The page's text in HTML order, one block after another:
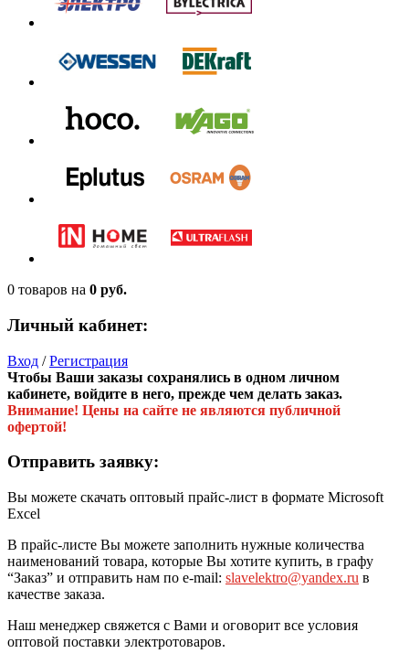
0 товаров на 0 руб.
Личный кабинет:
Вход /Регистрация
Чтобы Ваши заказы сохранялись в одном личном
кабинете, войдите в него, прежде чем делать заказ.
Внимание! Цены на сайте не являются публичной
офертой!
Отправить заявку:
Вы можете скачать оптовый прайс-лист в формате Microsoft
Excel
В прайс-листе Вы можете заполнить нужные количества
наименований товара, которые Вы хотите купить, в графу
“Заказ” и отправить нам по e-mail: slavelektro@yandex.ru в
качестве заказа.
Наш менеджер свяжется с Вами и оговорит все условия
оптовой поставки электротоваров.